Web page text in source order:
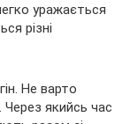
уражається
різні
Не варто
якийсь час